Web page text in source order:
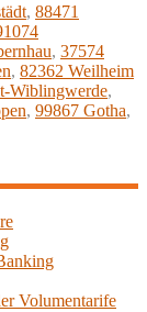
, 88471
, 37574
, 82362 Weilheim
Wiblingwerde,
, 99867 Gotha,
Volumentarife